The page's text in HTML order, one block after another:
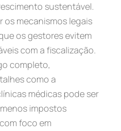
sustentável.
os mecanismos legais
os gestores evitem
com a fiscalização.
completo,
como a
médicas pode ser
impostos
foco em